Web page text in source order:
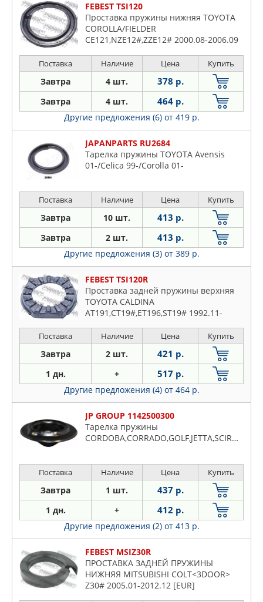
FEBEST TSI120
Проставка пружины нижняя TOYOTA
COROLLA/FIELDER
CE121,NZE12#,ZZE12# 2000.08-2006.09
Поставка Наличие Цена Купить
Завтра 4 шт. 378 р.
Завтра 4 шт. 464 р.
Другие предложения (6) от 419 р.
JAPANPARTS RU2684
Тарелка пружины TOYOTA Avensis
01-/Celica 99-/Corolla 01-
Поставка Наличие Цена Купить
Завтра 10 шт. 413 р.
Завтра 2 шт. 413 р.
Другие предложения (3) от 389 р.
FEBEST TSI120R
Проставка задней пружины верхняя
TOYOTA CALDINA
AT191,CT19#,ET196,ST19# 1992.11-
Поставка Наличие Цена Купить
Завтра 2 шт. 421 р.
1 дн. + 517 р.
Другие предложения (4) от 464 р.
JP GROUP 1142500300
Тарелка пружины
CORDOBA,CORRADO,GOLF,JETTA,SCIROCCO,IBIZA,PASSAT,TOLEDO,VENTO
Поставка Наличие Цена Купить
Завтра 1 шт. 437 р.
1 дн. + 412 р.
Другие предложения (2) от 413 р.
FEBEST MSIZ30R
ПРОСТАВКА ЗАДНЕЙ ПРУЖИНЫ
НИЖНЯЯ MITSUBISHI COLT<3DOOR>
Z30# 2005.01-2012.12 [EUR]